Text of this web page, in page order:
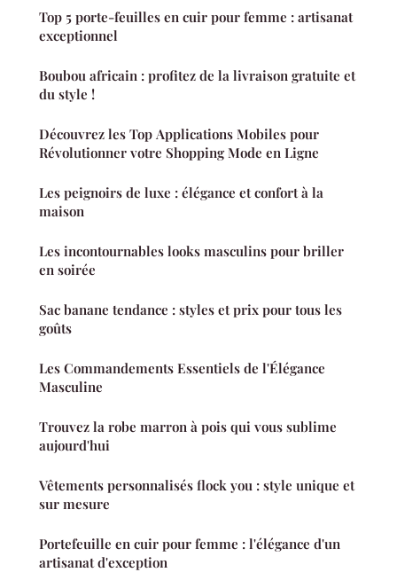
Top 5 porte-feuilles en cuir pour femme : artisanat
exceptionnel
Boubou africain : profitez de la livraison gratuite et
du style !
Découvrez les Top Applications Mobiles pour
Révolutionner votre Shopping Mode en Ligne
Les peignoirs de luxe : élégance et confort à la
maison
Les incontournables looks masculins pour briller
en soirée
Sac banane tendance : styles et prix pour tous les
goûts
Les Commandements Essentiels de l'Élégance
Masculine
Trouvez la robe marron à pois qui vous sublime
aujourd'hui
Vêtements personnalisés flock you : style unique et
sur mesure
Portefeuille en cuir pour femme : l'élégance d'un
artisanat d'exception